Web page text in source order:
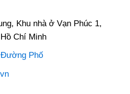
Khu nhà ở Vạn Phúc 1,
Chí Minh
Phố